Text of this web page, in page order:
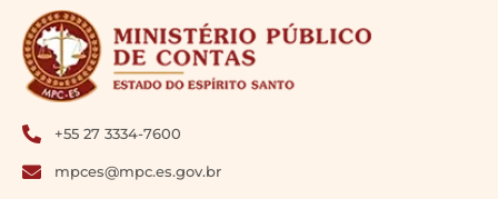
+55 27 3334-7600
mpces@mpc.es.gov.br